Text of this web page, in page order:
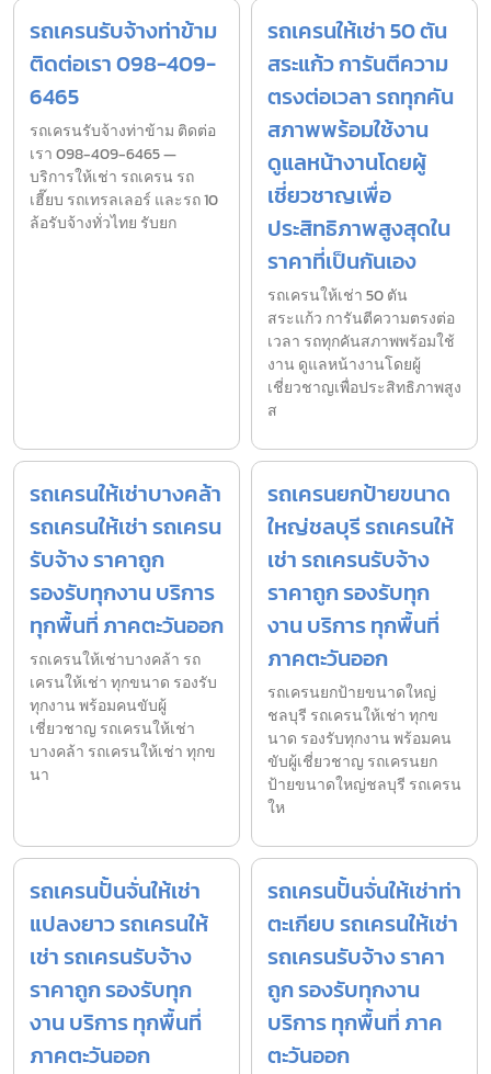
รถเครนรับจ้างท่าข้าม
ติดต่อเรา 098-409-
6465
รถเครนรับจ้างท่าข้าม ติดต่อ
เรา 098-409-6465 —
บริการให้เช่า รถเครน รถ
เฮี๊ยบ รถเทรลเลอร์ และรถ 10
ล้อรับจ้างทั่วไทย รับยก
รถเครนให้เช่า 50 ตัน
สระแก้ว การันตีความ
ตรงต่อเวลา รถทุกคัน
สภาพพร้อมใช้งาน
ดูแลหน้างานโดยผู้
เชี่ยวชาญเพื่อ
ประสิทธิภาพสูงสุดใน
ราคาที่เป็นกันเอง
รถเครนให้เช่า 50 ตัน
สระแก้ว การันตีความตรงต่อ
เวลา รถทุกคันสภาพพร้อมใช้
งาน ดูแลหน้างานโดยผู้
เชี่ยวชาญเพื่อประสิทธิภาพสูง
ส
รถเครนให้เช่าบางคล้า
รถเครนให้เช่า รถเครน
รับจ้าง ราคาถูก
รองรับทุกงาน บริการ
ทุกพื้นที่ ภาคตะวันออก
รถเครนให้เช่าบางคล้า รถ
เครนให้เช่า ทุกขนาด รองรับ
ทุกงาน พร้อมคนขับผู้
เชี่ยวชาญ รถเครนให้เช่า
บางคล้า รถเครนให้เช่า ทุกข
นา
รถเครนยกป้ายขนาด
ใหญ่ชลบุรี รถเครนให้
เช่า รถเครนรับจ้าง
ราคาถูก รองรับทุก
งาน บริการ ทุกพื้นที่
ภาคตะวันออก
รถเครนยกป้ายขนาดใหญ่
ชลบุรี รถเครนให้เช่า ทุกข
นาด รองรับทุกงาน พร้อมคน
ขับผู้เชี่ยวชาญ รถเครนยก
ป้ายขนาดใหญ่ชลบุรี รถเครน
ให
รถเครนปั้นจั่นให้เช่า
แปลงยาว รถเครนให้
เช่า รถเครนรับจ้าง
ราคาถูก รองรับทุก
งาน บริการ ทุกพื้นที่
ภาคตะวันออก
รถเครนปั้นจั่นให้เช่าท่า
ตะเกียบ รถเครนให้เช่า
รถเครนรับจ้าง ราคา
ถูก รองรับทุกงาน
บริการ ทุกพื้นที่ ภาค
ตะวันออก